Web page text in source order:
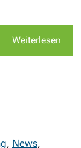
Weiterlesen
, News,